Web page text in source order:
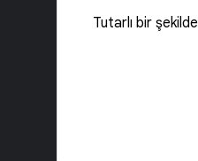
Tutarlı bir